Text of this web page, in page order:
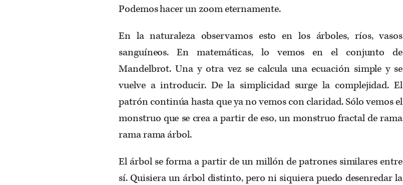
Podemos hacer un zoom eternamente.
En la naturaleza observamos esto en los árboles, ríos, vasos
sanguíneos. En matemáticas, lo vemos en el conjunto de
Mandelbrot. Una y otra vez se calcula una ecuación simple y se
vuelve a introducir. De la simplicidad surge la complejidad. El
patrón continúa hasta que ya no vemos con claridad. Sólo vemos el
monstruo que se crea a partir de eso, un monstruo fractal de rama
rama rama árbol.
El árbol se forma a partir de un millón de patrones similares entre
sí. Quisiera un árbol distinto, pero ni siquiera puedo desen­redar la